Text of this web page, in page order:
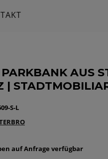
AUS
|
S-L
auf Anfrage verfügbar